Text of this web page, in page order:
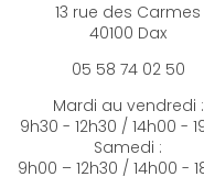
13 rue des Carmes
40100 Dax
05 58 74 02 50
Mardi au vendredi :
9h30 - 12h30 / 14h00 -
Samedi :
9h00 – 12h30 / 14h00 -